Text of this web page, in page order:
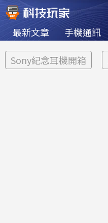
最新文章 手機通訊
Sony紀念耳機開箱